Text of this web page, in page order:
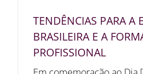
TENDÊNCIAS PARA A
BRASILEIRA E A
PROFISSIONAL